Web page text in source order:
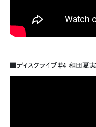
■ディスクライブ＃4 和田夏実